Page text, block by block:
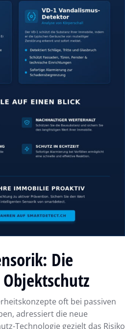
Die
oft bei passiven
adressiert die neue
Technologie gezielt das Risiko